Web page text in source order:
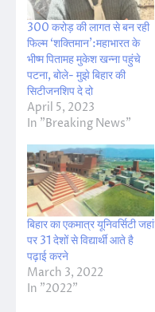
300 करोड़ की लागत से बन रही
फिल्म ‘शक्तिमान’:महाभारत के
भीष्म पितामह मुकेश खन्ना पहुंचे
पटना, बोले- मुझे बिहार की
सिटीजनशिप दे दो
April 5, 2023
In "Breaking News"
बिहार का एकमात्र यूनिवर्सिटी जहां
पर 31 देशों से विद्यार्थी आते है
पढ़ाई करने
March 3, 2022
In "2022"